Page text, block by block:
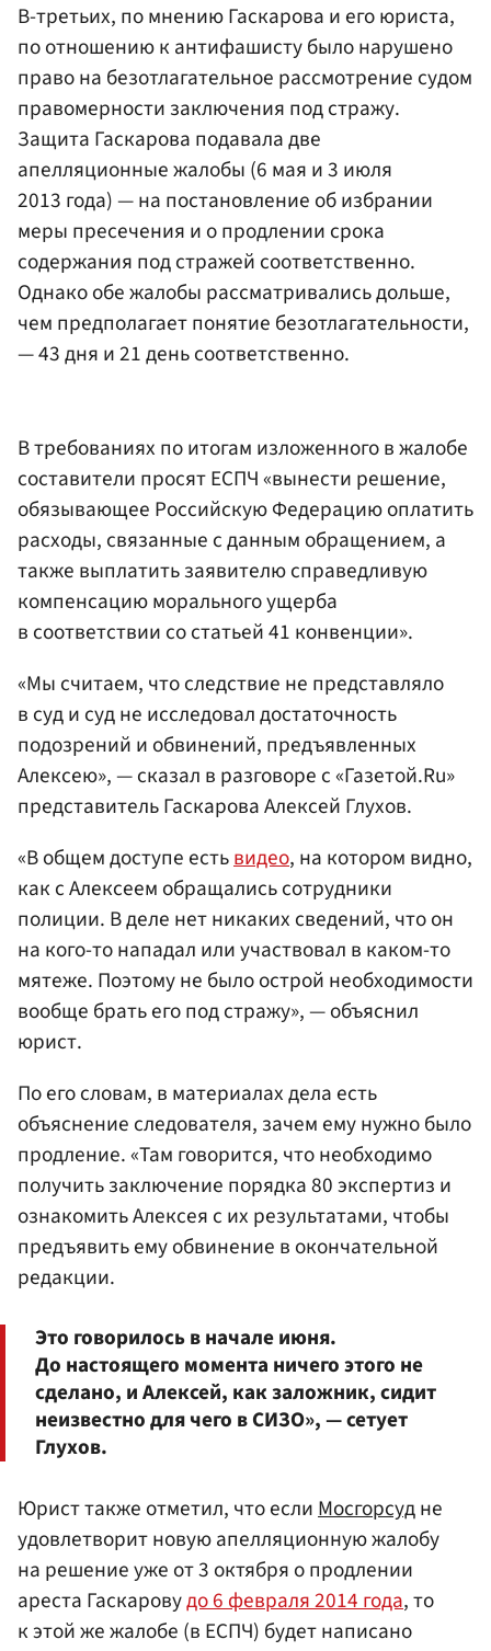
В-третьих, по мнению Гаскарова и его юриста,
по отношению к антифашисту было нарушено
право на безотлагательное рассмотрение судом
правомерности заключения под стражу.
Защита Гаскарова подавала две
апелляционные жалобы (6 мая и 3 июля
2013 года) — на постановление об избрании
меры пресечения и о продлении срока
содержания под стражей соответственно.
Однако обе жалобы рассматривались дольше,
чем предполагает понятие безотлагательности,
— 43 дня и 21 день соответственно.
В требованиях по итогам изложенного в жалобе
составители просят ЕСПЧ «вынести решение,
обязывающее Российскую Федерацию оплатить
расходы, связанные с данным обращением, а
также выплатить заявителю справедливую
компенсацию морального ущерба
в соответствии со статьей 41 конвенции».
«Мы считаем, что следствие не представляло
в суд и суд не исследовал достаточность
подозрений и обвинений, предъявленных
Алексею», — сказал в разговоре с «Газетой.Ru»
представитель Гаскарова Алексей Глухов.
«В общем доступе естьвидео, на котором видно,
как с Алексеем обращались сотрудники
полиции. В деле нет никаких сведений, что он
на кого-то нападал или участвовал в каком-то
мятеже. Поэтому не было острой необходимости
вообще брать его под стражу», — объяснил
юрист.
По его словам, в материалах дела есть
объяснение следователя, зачем ему нужно было
продление. «Там говорится, что необходимо
получить заключение порядка 80 экспертиз и
ознакомить Алексея с их результатами, чтобы
предъявить ему обвинение в окончательной
редакции.
Это говорилось в начале июня.
До настоящего момента ничего этого не
сделано, и Алексей, как заложник, сидит
неизвестно для чего в СИЗО», — сетует
Глухов.
Юрист также отметил, что еслиМосгорсудне
удовлетворит новую апелляционную жалобу
на решение уже от 3 октября о продлении
ареста Гаскаровудо 6 февраля 2014 года, то
к этой же жалобе (в ЕСПЧ) будет написано